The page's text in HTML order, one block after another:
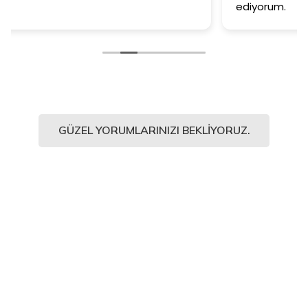
GÜZEL YORUMLARINIZI BEKLIYORUZ.